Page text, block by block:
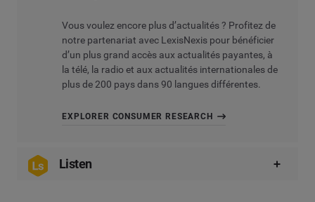
Vous voulez encore plus d’actualités ? Profitez de
notre partenariat avec LexisNexis pour bénéficier
d’un plus grand accès aux actualités payantes, à
la télé, la radio et aux actualités internationales de
plus de 200 pays dans 90 langues différentes.
EXPLORER CONSUMER RESEARCH
Listen